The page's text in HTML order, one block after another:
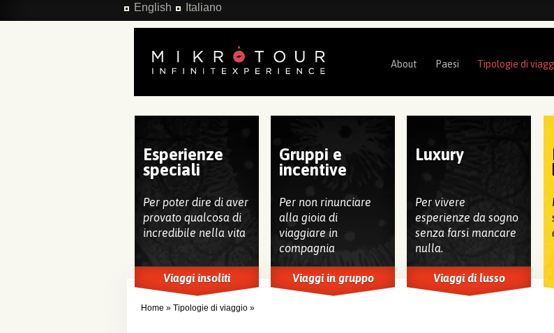
Salta al contenuto principaleEnglish Italiano
About Paesi Tipologie di
Home » Tipologie di viaggio »
Esperienze
speciali
Per poter dire di aver
provato qualcosa di
incredibile nella vita
Viaggi insoliti
Gruppi e
incentive
Per non rinunciare
alla gioia di
viaggiare in
compagnia
Viaggi in gruppo
Luxury
Per vivere
esperienze da sogno
senza farsi mancare
nulla.
Viaggi di lusso